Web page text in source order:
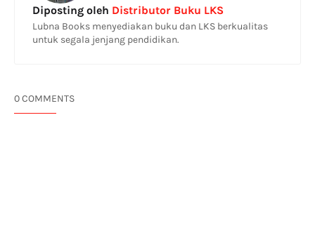
Diposting oleh Distributor Buku LKS
Lubna Books menyediakan buku dan LKS berkualitas
untuk segala jenjang pendidikan.
0 COMMENTS